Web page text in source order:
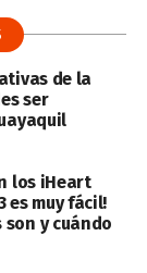
de la
ser
los iHeart
es muy fácil!
y cuándo